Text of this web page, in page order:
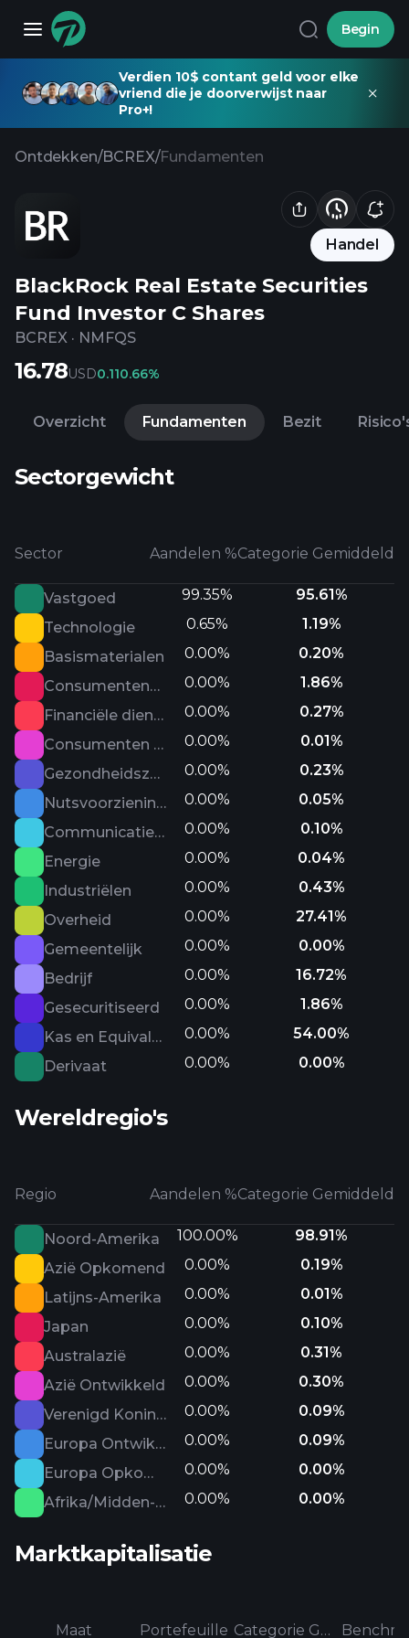
Begin
Verdien 10$ contant geld voor elke
vriend die je doorverwijst naar
Pro+!
Ontdekken/BCREX/Fundamenten
Handel
BlackRock Real Estate Securities
Fund Investor C Shares
BCREX · NMFQS
16.78USD0.110.66%
Overzicht Fundamenten Bezit
Sectorgewicht
Sector Aandelen %Categorie Gemiddeld
Vastgoed 99.35%
95.61%
Technologie
0.65%
1.19%
Basismaterialen
0.00%
0.20%
Consumentencyclisch
0.00%
1.86%
Financiële diensten
0.00%
0.27%
Consumenten defensief
0.00%
0.01%
Gezondheidszorg
0.00%
0.23%
Nutsvoorzieningen
0.00%
0.05%
Communicatiediensten
0.00%
0.10%
Energie
0.00%
0.04%
Industriëlen
0.00%
0.43%
Overheid
0.00%
27.41%
Gemeentelijk
0.00%
0.00%
Bedrijf
0.00%
16.72%
Gesecuritiseerd
0.00%
1.86%
Kas en Equivalenten
0.00%
54.00%
Derivaat
0.00% 0.00%
Wereldregio's
Regio Aandelen %Categorie Gemiddeld
Noord-Amerika 100.00%
98.91%
Azië Opkomend
0.00%
0.19%
Latijns-Amerika
0.00%
0.01%
Japan
0.00%
0.10%
Australazië
0.00%
0.31%
Azië Ontwikkeld
0.00%
0.30%
Verenigd Koninkrijk
0.00%
0.09%
Europa Ontwikkeld
0.00%
0.09%
Europa Opkomend
0.00%
0.00%
Afrika/Midden-Oosten
0.00% 0.00%
Marktkapitalisatie
Maat Portefeuille Categorie Gemiddeld